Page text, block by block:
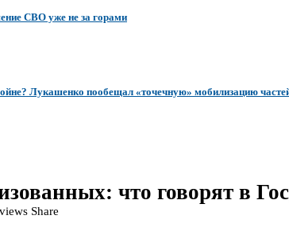
СВО уже не за горами
Лукашенко пообещал «точечную» мобилизацию
что говорят в
views Share